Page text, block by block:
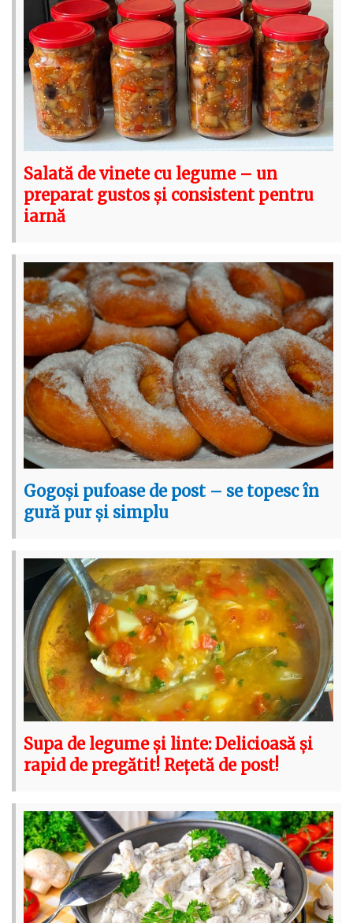
Salată de vinete cu legume – un
preparat gustos și consistent pentru
iarnă
Gogoși pufoase de post – se topesc în
gură pur și simplu
Supa de legume și linte: Delicioasă și
rapid de pregătit! Rețetă de post!